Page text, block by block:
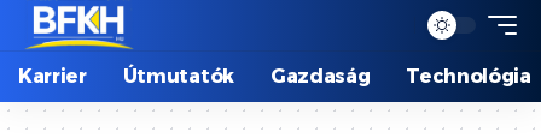
Karrier Útmutatók Gazdaság Technológia